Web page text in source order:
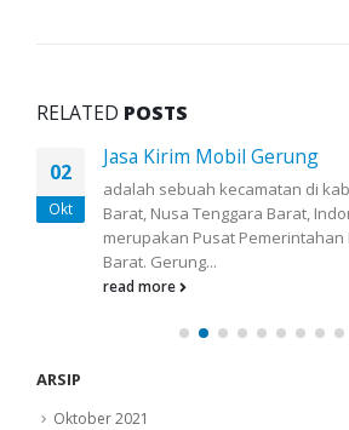
RELATED POSTS
02
Okt
Jasa Kirim Mobil Gerung
adalah sebuah kecamatan di
Barat, Nusa Tenggara Barat,
merupakan Pusat
Barat. Gerung...
read more
ARSIP
Oktober 2021